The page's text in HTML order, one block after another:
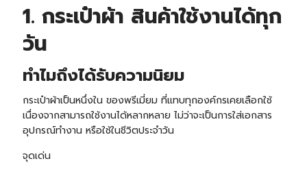
1. กระเป๋าผ้า สินค้าใช้งานได้ทุก
วัน
ทำไมถึงได้รับความนิยม
กระเป๋าผ้าเป็นหนึ่งใน ของพรีเมี่ยม ที่แทบทุกองค์กรเคยเลือกใช้
เนื่องจากสามารถใช้งานได้หลากหลาย ไม่ว่าจะเป็นการใส่เอกสาร
อุปกรณ์ทำงาน หรือใช้ในชีวิตประจำวัน
จุดเด่น